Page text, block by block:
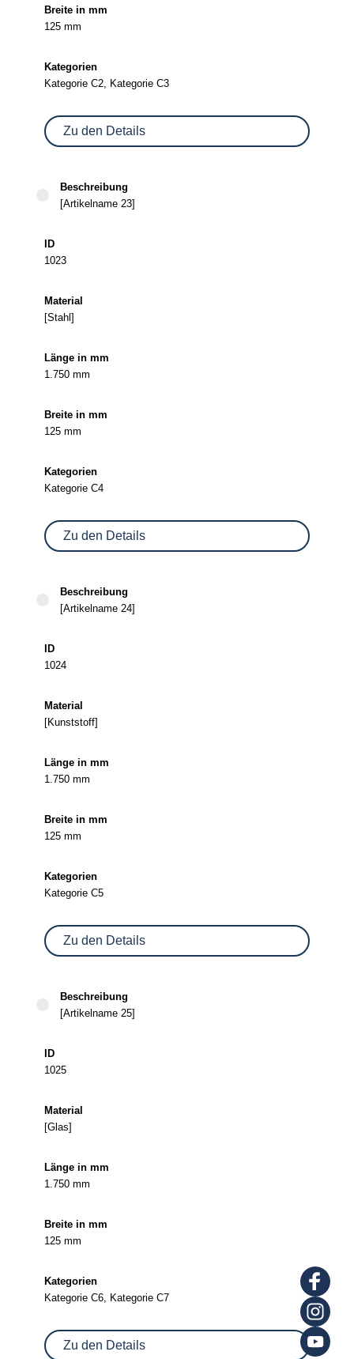
125 mm
Kategorie C2, Kategorie C3
Zu den Details
[Artikelname 23]
1023
[Stahl]
1.750 mm
125 mm
Kategorie C4
Zu den Details
[Artikelname 24]
1024
[Kunststoff]
1.750 mm
125 mm
Kategorie C5
Zu den Details
[Artikelname 25]
1025
[Glas]
1.750 mm
125 mm
Kategorie C6, Kategorie C7
Zu den Details